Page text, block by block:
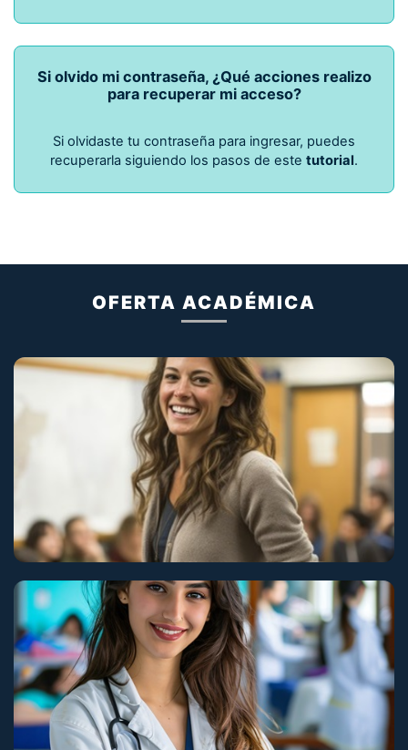
Si olvido mi contraseña, ¿Qué acciones realizo
para recuperar mi acceso?
Si olvidaste tu contraseña para ingresar, puedes
recuperarla siguiendo los pasos de este tutorial.
OFERTA ACADÉMICA